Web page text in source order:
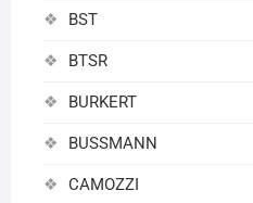
BST
BTSR
BURKERT
BUSSMANN
CAMOZZI